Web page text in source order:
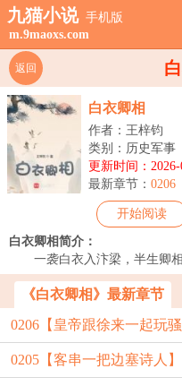
九猫小说 手机版
m.9maoxs.com
返回
白衣卿相
作者：王梓钧
类别：历史军事
更新时间：
最新章节： 0206
开始阅读
白衣卿相简介：
一袭白衣入汴梁，半生卿
《白衣卿相》最新章节
0206【皇帝跟徐来一起玩骚
0205【客串一把边塞诗人】